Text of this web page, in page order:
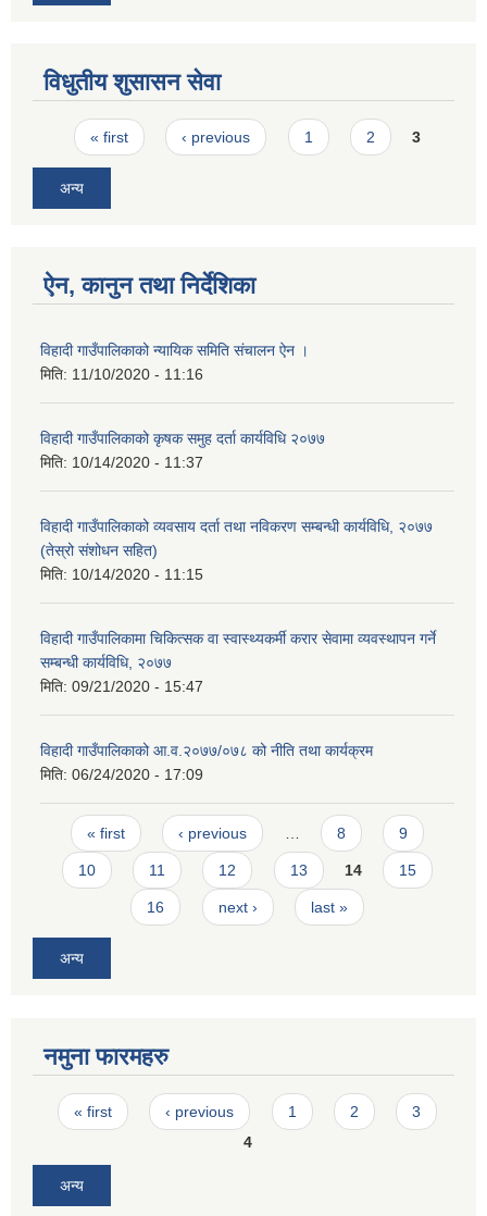
विधुतीय शुसासन सेवा
Pages
« first ‹ previous 1 2 3
अन्य
ऐन, कानुन तथा निर्देशिका
विहादी गाउँपालिकाको न्यायिक समिति संचालन ऐन ।
मिति: 11/10/2020 - 11:16
विहादी गाउँपालिकाको कृषक समुह दर्ता कार्यविधि २०७७
मिति: 10/14/2020 - 11:37
विहादी गाउँपालिकाको व्यवसाय दर्ता तथा नविकरण सम्बन्धी कार्यविधि, २०७७
(तेस्रो संशोधन सहित)
मिति: 10/14/2020 - 11:15
विहादी गाउँपालिकामा चिकित्सक वा स्वास्थ्यकर्मी करार सेवामा व्यवस्थापन गर्ने
सम्बन्धी कार्यविधि, २०७७
मिति: 09/21/2020 - 15:47
विहादी गाउँपालिकाको आ.व.२०७७/०७८ को नीति तथा कार्यक्रम
मिति: 06/24/2020 - 17:09
Pages
« first ‹ previous … 8 9
10 11 12 13 14 15
16 next › last »
अन्य
नमुना फारमहरु
Pages
« first ‹ previous 1 2
3
4
अन्य